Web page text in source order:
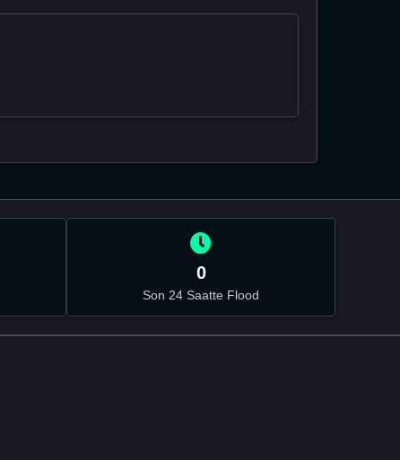
0
Son 24 Saatte Flood